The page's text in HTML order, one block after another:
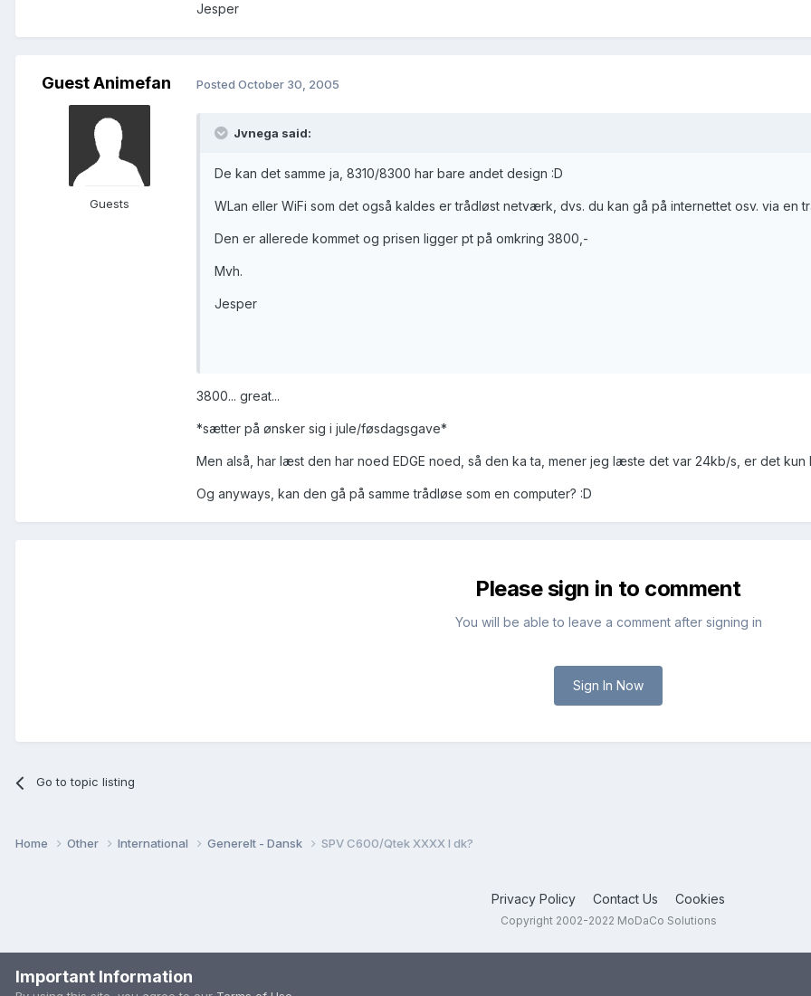
Jesper
Guest Animefan
Guests
Posted October 30, 2005
Jvnega said:
De kan det samme ja, 8310/8300 har bare andet design :D
WLan eller WiFi som det også kaldes er trådløst netværk, dvs. du kan gå på internettet osv. via en
Den er allerede kommet og prisen ligger pt på omkring 3800,-
Mvh.
Jesper
3800... great...
*sætter på ønsker sig i jule/føsdagsgave*
Men alså, har læst den har noed EDGE noed, så den ka ta, mener jeg læste det var 24kb/s, er det
Og anyways, kan den gå på samme trådløse som en computer? :D
Please sign in to comment
You will be able to leave a comment after signing in
Sign In Now
Go to topic listing
Home Other International Generelt - Dansk SPV C600/Qtek XXXX I dk?
Privacy Policy Contact Us Cookies
Copyright 2002-2022 MoDaCo Solutions
Important Information